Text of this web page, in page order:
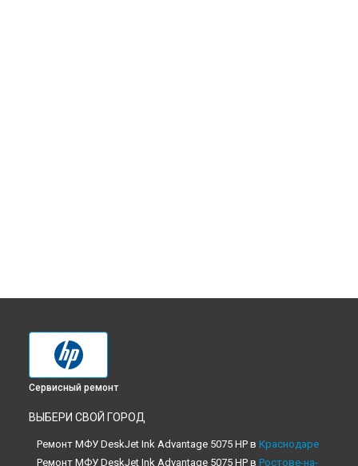
Сервисный ремонт
ВЫБЕРИ СВОЙ ГОРОД
Ремонт МФУ DeskJet Ink Advantage 5075 HP в Краснодаре
Ремонт МФУ DeskJet Ink Advantage 5075 HP в Ростове-на-